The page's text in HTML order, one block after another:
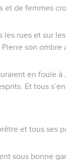
et de femmes
les rues et sur
son ombre
en foule
Et tous
et tous ses
sous bonne